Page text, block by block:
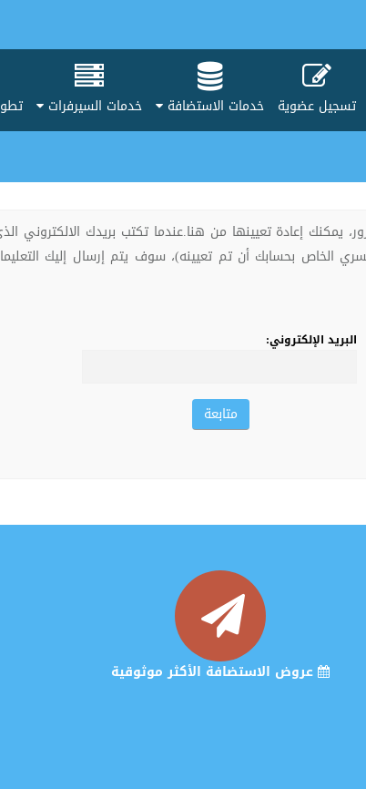
تسجيل عضوية خدمات الاستضافة خدمات السيرفرات
يمكنك إعادة تعيينها من هنا.عندما تكتب بريدك الالكتروني
الخاص بحسابك أن تم تعيينه)، سوف يتم إرسال إليك
البريد الإلكتروني:
عروض الاستضافة الأكثر موثوقية